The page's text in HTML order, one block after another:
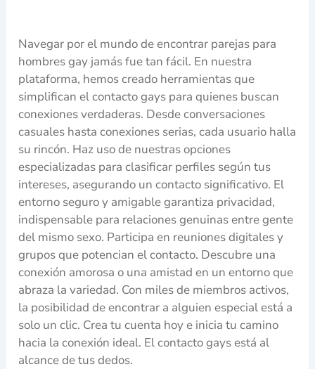
Navegar por el mundo de encontrar parejas para
hombres gay jamás fue tan fácil. En nuestra
plataforma, hemos creado herramientas que
simplifican el contacto gays para quienes buscan
conexiones verdaderas. Desde conversaciones
casuales hasta conexiones serias, cada usuario halla
su rincón. Haz uso de nuestras opciones
especializadas para clasificar perfiles según tus
intereses, asegurando un contacto significativo. El
entorno seguro y amigable garantiza privacidad,
indispensable para relaciones genuinas entre gente
del mismo sexo. Participa en reuniones digitales y
grupos que potencian el contacto. Descubre una
conexión amorosa o una amistad en un entorno que
abraza la variedad. Con miles de miembros activos,
la posibilidad de encontrar a alguien especial está a
solo un clic. Crea tu cuenta hoy e inicia tu camino
hacia la conexión ideal. El contacto gays está al
alcance de tus dedos.